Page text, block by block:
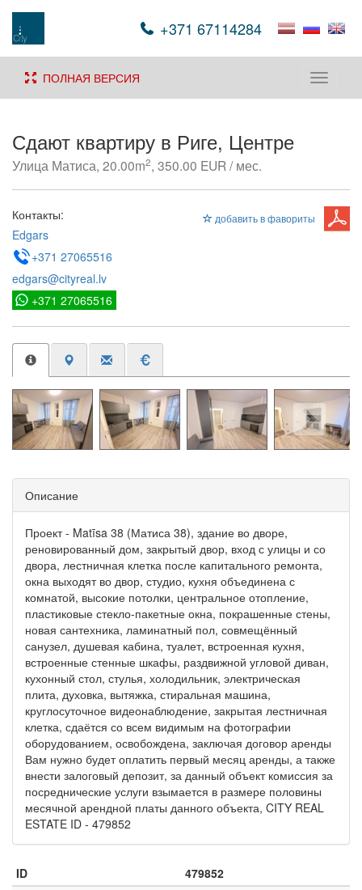
+371 67114284
Toggle
ПОЛНАЯ ВЕРСИЯ
Сдают квартиру в Риге, Центре
Улица Матиса, 20.00m2, 350.00 EUR / мес.
добавить в фавориты
Контакты:
Edgars
+371 27065516
edgars@cityreal.lv
+371 27065516
Описание
Проект - Matīsa 38 (Матиса 38), здание во дворе,
реновированный дом, закрытый двор, вход с улицы и со
двора, лестничная клетка после капитального ремонта,
окна выходят во двор, студио, кухня объединена с
комнатой, высокие потолки, центральное отопление,
пластиковые стекло-пакетные окна, покрашенные стены,
новая сантехника, ламинатный пол, совмещённый
санузел, душевая кабина, туалет, встроенная кухня,
встроенные стенные шкафы, раздвижной угловой диван,
кухонный стол, стулья, холодильник, электрическая
плита, духовка, вытяжка, стиральная машина,
круглосуточное видеонаблюдение, закрытая лестничная
клетка, сдаётся со всем видимым на фотографии
оборудованием, освобождена, заключая договор аренды
Вам нужно будет оплатить первый месяц аренды, а также
внести залоговый депозит, за данный объект комиссия за
посреднические услуги взымается в размере половины
месячной арендной платы данного объекта, CITY REAL
ESTATE ID - 479852
ID
479852